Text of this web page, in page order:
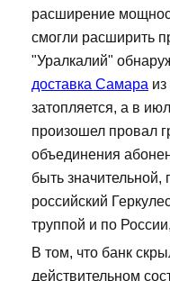
расширение
смогли расширить
"Уралкалий"
доставка Самара
затопляется, а в
произошел провал
объединения
быть значительной,
российский
труппой и по
В том, что банк
действительном